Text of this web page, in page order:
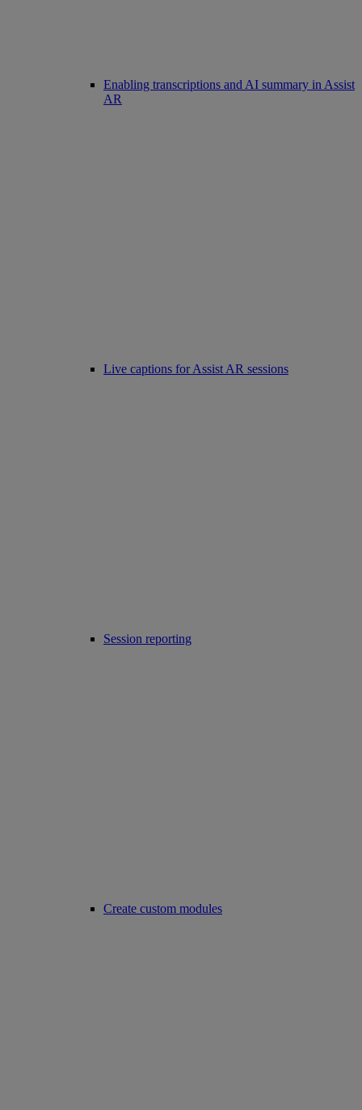
Enabling transcriptions and AI summary in Assist
AR
Live captions for Assist AR sessions
Session reporting
Create custom modules